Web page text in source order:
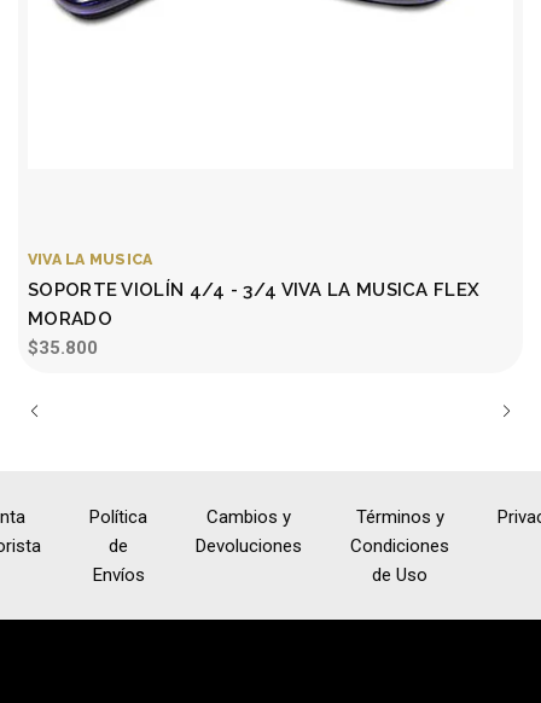
VIVA LA MUSICA
SOPORTE VIOLÍN 4/4 - 3/4 VIVA LA MUSICA FLEX
MORADO
$35.800
Política
de
Envíos
Cambios y
Devoluciones
Términos y
Condiciones
de Uso